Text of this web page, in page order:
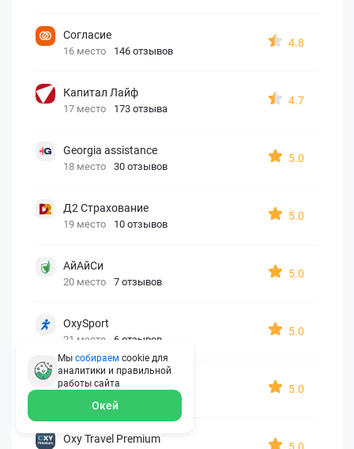
Согласие
16 место 146 отзывов
4.8
Капитал Лайф
17 место 173 отзыва
4.7
Georgia assistance
18 место 30 отзывов
5.0
Д2 Страхование
19 место 10 отзывов
5.0
АйАйСи
20 место 7 отзывов
5.0
OxySport
21 место 6 отзывов
5.0
ERGO AXA
5.0
Oxy Travel Premium
5.0
Мы собираем cookie для
аналитики и правильной
работы сайта
Окей